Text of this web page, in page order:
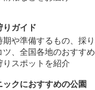
りガイド
期や準備するもの、採り
ツ、全国各地のおすすめ
りスポットを紹介
ックにおすすめの公園